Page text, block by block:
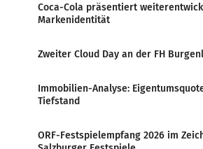
Coca-Cola präsentiert
Markenidentität
Zweiter Cloud Day an der FH
Immobilien-Analyse:
Tiefstand
ORF-Festspielempfang 2026 im